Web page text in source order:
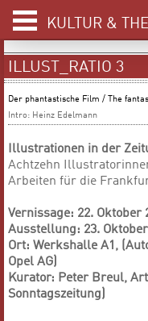
KULTUR &
ILLUST_RATIO 3
Der phantastische Film / The
Intro: Heinz Edelmann
Illustrationen in der
Achtzehn
Arbeiten für die
Vernissage: 22. Oktober
Ausstellung: 23.
Ort: Werkshalle A1,
Opel AG)
Kurator: Peter Breul,
Sonntagszeitung)